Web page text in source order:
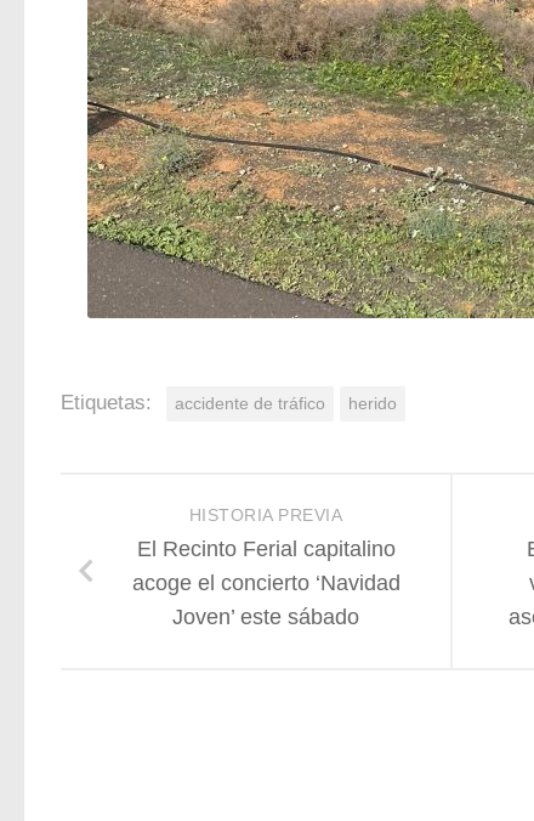
Etiquetas: accidente de tráfico herido
HISTORIA PREVIA
El Recinto Ferial capitalino
acoge el concierto ‘Navidad
Joven’ este sábado